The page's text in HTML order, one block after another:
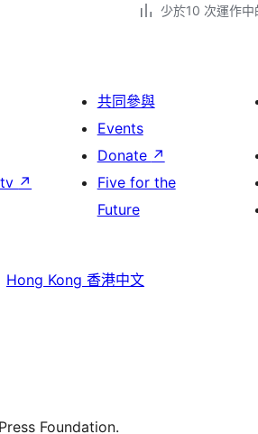
少於10 次運作中
↗
共同參與
Events
Donate ↗
Five for the
Future
Hong Kong 香港中文
Foundation.